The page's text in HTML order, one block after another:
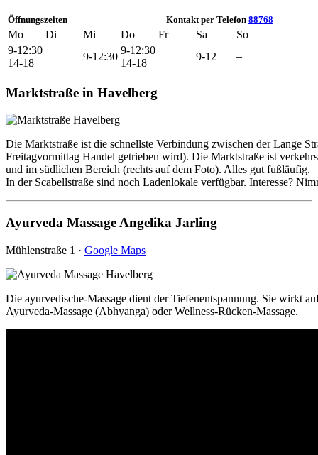
Öffnungszeiten Kontakt per Telefon 88768
Mo Di Mi Do Fr Sa
So
9-12:30
14-18
9-12:30
9-12:30
14-18
9-12 –
Marktstraße in Havelberg
Die Marktstraße ist die schnellste Verbindung zwischen der Lange
Freitagvormittag Handel getrieben wird). Die Marktstraße ist
und im südlichen Bereich (rechts auf dem Foto). Alles gut fußläufig.
In der Scabellstraße sind noch Ladenlokale verfügbar. Interesse?
Ayurveda Massage Angelika Jarling
Mühlenstraße 1 · Google Maps
Die ayurvedische-Massage dient der Tiefenentspannung. Sie wirkt
Ayurveda-Massage (Abhyanga) oder Wellness-Rücken-Massage.